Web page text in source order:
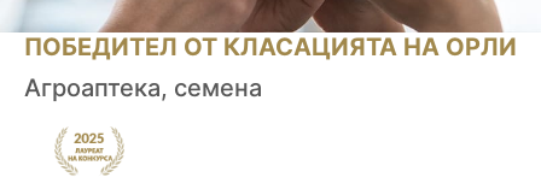
ПОБЕДИТЕЛ ОТ КЛАСАЦИЯТА НА ОРЛИ
Агроаптека, семена